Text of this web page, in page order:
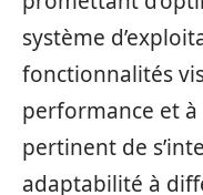
système
fonctionnalités
performance et
pertinent de
adaptabilité à